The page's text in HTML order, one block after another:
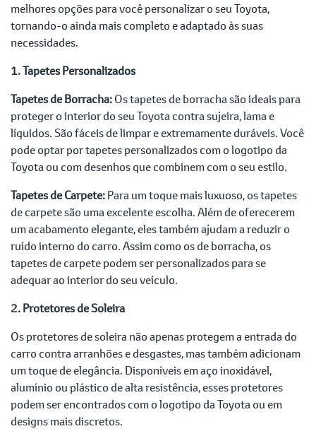
melhores opções para você personalizar o seu Toyota,
tornando-o ainda mais completo e adaptado às suas
necessidades.
1. Tapetes Personalizados
Tapetes de Borracha:Os tapetes de borracha são ideais para
proteger o interior do seu Toyota contra sujeira, lama e
líquidos. São fáceis de limpar e extremamente duráveis. Você
pode optar por tapetes personalizados com o logotipo da
Toyota ou com desenhos que combinem com o seu estilo.
Tapetes de Carpete:Para um toque mais luxuoso, os tapetes
de carpete são uma excelente escolha. Além de oferecerem
um acabamento elegante, eles também ajudam a reduzir o
ruído interno do carro. Assim como os de borracha, os
tapetes de carpete podem ser personalizados para se
adequar ao interior do seu veículo.
2. Protetores de Soleira
Os protetores de soleira não apenas protegem a entrada do
carro contra arranhões e desgastes, mas também adicionam
um toque de elegância. Disponíveis em aço inoxidável,
alumínio ou plástico de alta resistência, esses protetores
podem ser encontrados com o logotipo da Toyota ou em
designs mais discretos.